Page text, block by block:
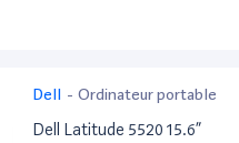
Dell - Ordinateur portable
Dell Latitude 5520 15.6”